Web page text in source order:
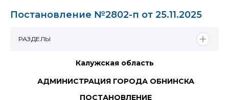
Постановление №2802-п от 25.11.2025
Калужская область
АДМИНИСТРАЦИЯ ГОРОДА ОБНИНСКА
ПОСТАНОВЛЕНИЕ
РАЗДЕЛЫ